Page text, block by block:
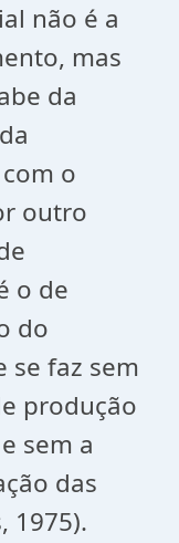
não é a
mas
da
o
outro
o de
do
se faz sem
produção
sem a
das
1975).